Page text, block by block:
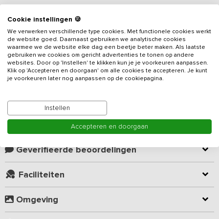
Beschrijving
In het Bourgondische Brabant vind je ditvakantieadreswaar je tot
rust komt in een groene omgeving. Een heerlijke plek om te
vertoeven. Vanuit de tuin kijk je uit over de weilanden en het bos.
Het overdekte terras maakt het mogelijk om ’s avonds bij een
heerlijk uitgebreid ontbijt
van streekproducten en producten uit de eigen tuin) in de aparte
ontbijtruimte op het terrein (ontbijt is altijd inbegrepen bij de
vriendengroepen die willen genieten van de natuur en de rust. Je
huurt de gehele locatie exclusief voor je gezelschap. Je beschikt
over het slaapverblijf met 4 of 5 kamers (afhankelijk van het aantal
personen), een gezellige huiskamer, een compleet uitgeruste
Kamer indeling
Geverifieerde beoordelingen
Faciliteiten
Omgeving
Cookie instellingen 🍪
We verwerken verschillende type cookies. Met functionele cookies werkt
de website goed. Daarnaast gebruiken we analytische cookies
waarmee we de website elke dag een beetje beter maken. Als laatste
gebruiken we cookies om gericht advertenties te tonen op andere
websites. Door op 'Instellen' te klikken kun je je voorkeuren aanpassen.
Klik op 'Accepteren en doorgaan' om alle cookies te accepteren. Je kunt
je voorkeuren later nog aanpassen op de cookiepagina.
Instellen
Accepteren en doorgaan